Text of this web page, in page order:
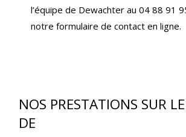
l’équipe de Dewachter au 04 88 91
notre formulaire de contact en ligne.
NOS PRESTATIONS SUR
DE